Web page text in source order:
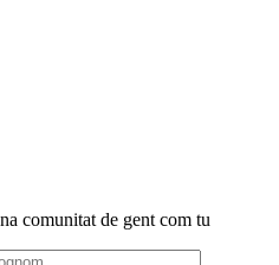
comunitat de gent com tu